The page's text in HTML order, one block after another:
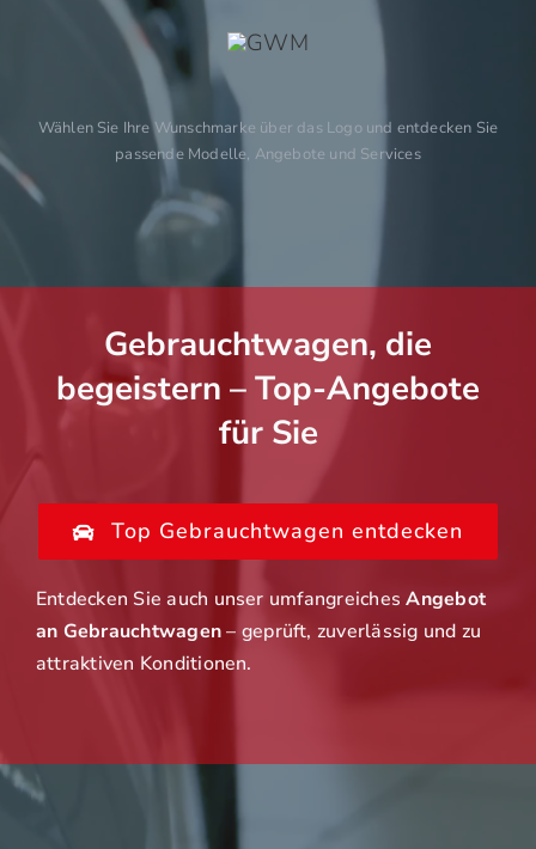
Wählen Sie Ihre Wunschmarke über das Logo und entdecken Sie
passende Modelle, Angebote und Services
Gebrauchtwagen, die
begeistern – Top-Angebote
für Sie
Top Gebrauchtwagen entdecken
Entdecken Sie auch unser umfangreichesAngebot
an Gebrauchtwagen– geprüft, zuverlässig und zu
attraktiven Konditionen.